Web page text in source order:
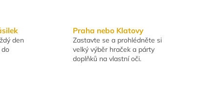
den
do
Praha nebo Klatovy
Zastavte se a prohlédněte si
velký výběr hraček a párty
doplňků na vlastní oči.